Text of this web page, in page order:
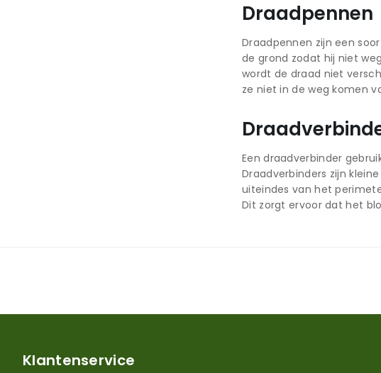
Draadpennen
Draadpennen zijn een
de grond zodat hij niet
wordt de draad niet
ze niet in de weg komen
Een draadverbinder
Draadverbinders zijn
uiteindes van het
Dit zorgt ervoor dat het
Klantenservice